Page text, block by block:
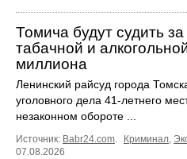
Томича будут судить
табачной и
миллиона
Ленинский райсуд города
уголовного дела 41-летнего
незаконном обороте ...
Источник: Babr24.com. Криминал,
07.08.2026